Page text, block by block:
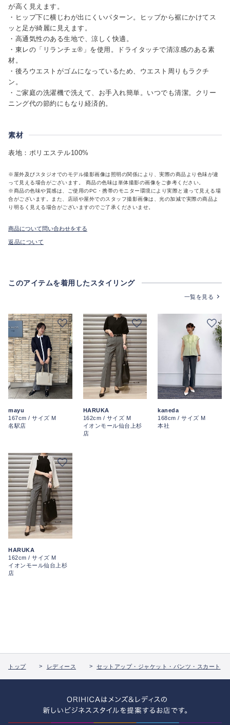
が高く見えます。
・ヒップ下に横じわが出にくいパターン。ヒップから裾にかけてス
ッと足が綺麗に見えます。
・高通気性のある生地で、涼しく快適。
・東レの「リランチェ®」を使用。ドライタッチで清涼感のある素
材。
・後ろウエストがゴムになっているため、ウエスト周りもラクチ
ン。
・ご家庭の洗濯機で洗えて、お手入れ簡単。いつでも清潔。クリー
ニング代の節約にもなり経済的。
素材
表地：ポリエステル100%
※屋外及びスタジオでのモデル撮影画像は照明の関係により、実際の商品より色味が違
って見える場合がございます。 商品の色味は単体撮影の画像をご参考ください。
※商品の色味や質感は、ご使用のPC・携帯のモニター環境により実際と違って見える場
合がございます。また、店頭や屋外でのスタッフ撮影画像は、光の加減で実際の商品よ
り明るく見える場合がございますのでご了承くださいませ。
商品について問い合わせをする
返品について
このアイテムを着用したスタイリング
一覧を見る
mayu
167cm / サイズ M
名駅店
HARUKA
162cm / サイズ M
イオンモール仙台上杉
店
kaneda
168cm / サイズ M
本社
HARUKA
162cm / サイズ M
イオンモール仙台上杉
店
トップ レディース セットアップ・ジャケット・パンツ・スカート